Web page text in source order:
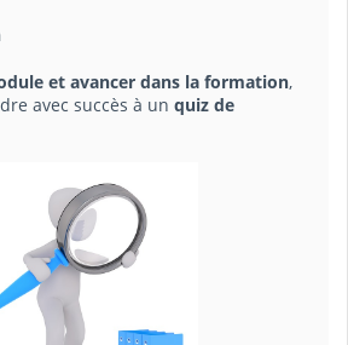
et avancer dans la formation,
avec succès à un quiz de